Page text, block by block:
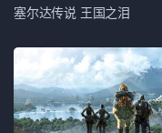
塞尔达传说 王国之泪